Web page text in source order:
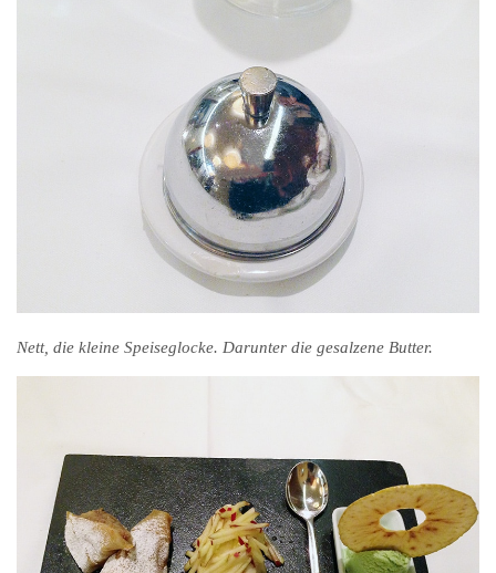
Nett, die kleine Speiseglocke. Darunter die gesalzene Butter.